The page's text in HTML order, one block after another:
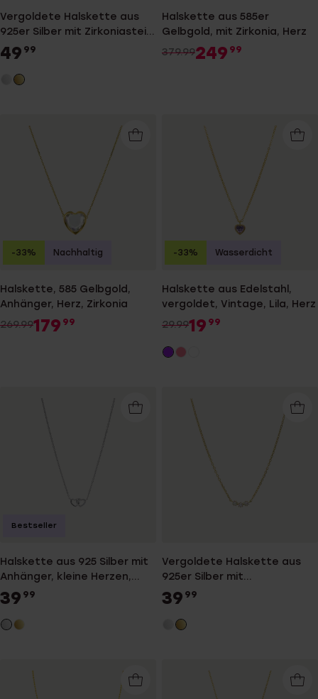
Vergoldete Halskette aus
925er Silber mit Zirkoniastein
besetztem Anhänger
49 99
Halskette aus 585er
Gelbgold, mit Zirkonia, Herz
379.99249 99
Halskette, 585 Gelbgold,
Anhänger, Herz, Zirkonia
269.99179 99
-33% Nachhaltig
Halskette aus Edelstahl,
vergoldet, Vintage, Lila, Herz
29.9919 99
-33% Wasserdicht
Halskette aus 925 Silber mit
Anhänger, kleine Herzen,
Zirkonia
39 99
Bestseller
Vergoldete Halskette aus
925er Silber mit
Zirkoniabesatz
39 99